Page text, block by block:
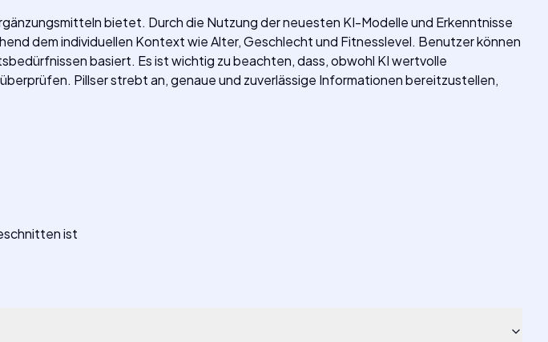
bietet. Durch die Nutzung der neuesten KI-Modelle und Erkenntnisse
dem individuellen Kontext wie Alter, Geschlecht und Fitnesslevel. Benutzer können
basiert. Es ist wichtig zu beachten, dass, obwohl KI wertvolle
Pillser strebt an, genaue und zuverlässige Informationen bereitzustellen,
ist